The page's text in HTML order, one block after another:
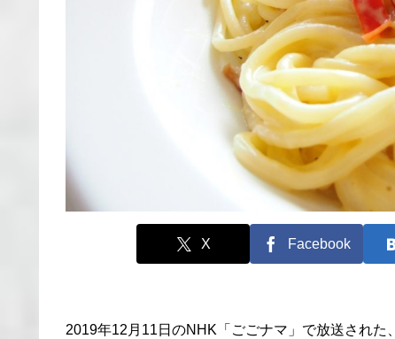
X Facebook
2019年12月11日のNHK「ごごナマ」で放送された、